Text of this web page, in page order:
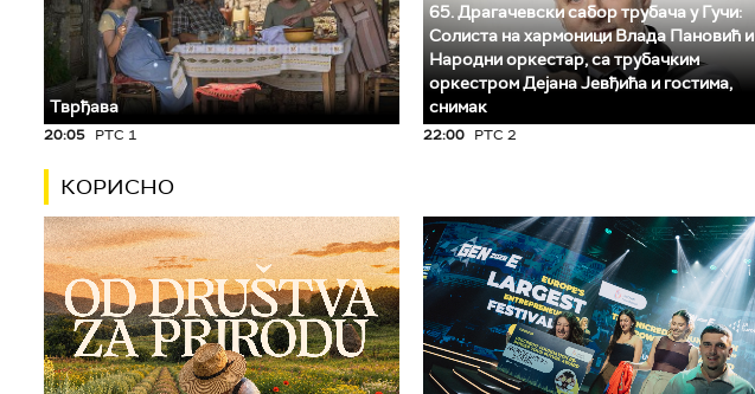
Тврђава
20:05 РТС 1
65. Драгачевски сабор трубача у Гучи:
Солиста на хармоници Влада Пановић и
Народни оркестар, са трубачким
оркестром Дејана Јевђића и гостима,
снимак
22:00 РТС 2
КОРИСНО